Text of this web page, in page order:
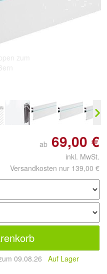
zum
ab 69,00 €
inkl. MwSt.
Versandkosten nur 139,00 €
09.08.26 Auf Lager